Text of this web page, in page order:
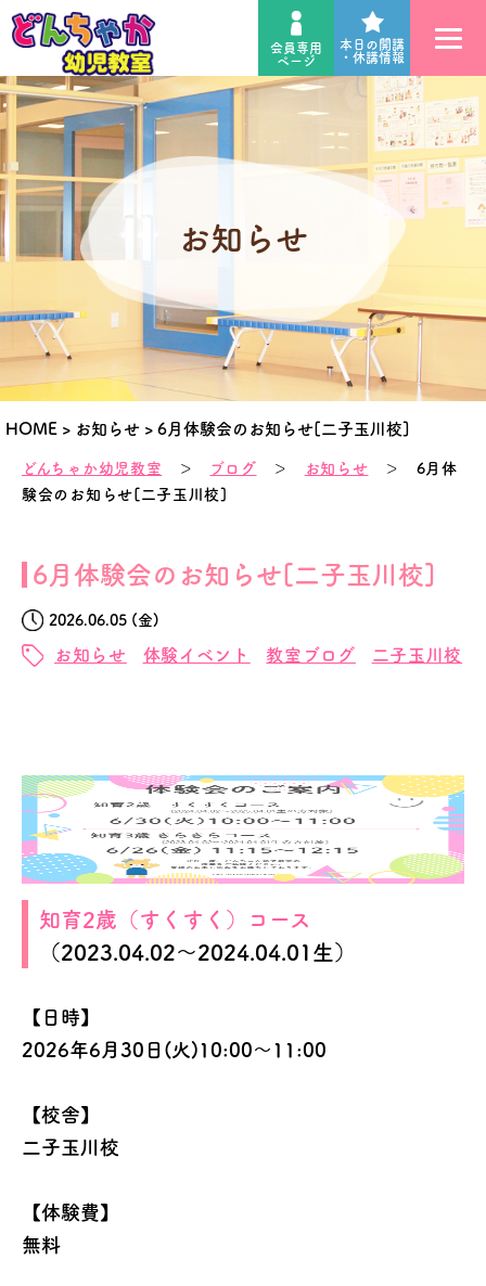
会員専用
ページ
本日の開講
・休講情報
HOME > お知らせ > 6月体験会のお知らせ[二子玉川校]
お知らせ
どんちゃか幼児教室 ＞ ブログ ＞ お知らせ ＞ 6月体
験会のお知らせ[二子玉川校]
6月体験会のお知らせ[二子玉川校]
2026.06.05 (金)
お知らせ 体験イベント 教室ブログ 二子玉川校
知育2歳（すくすく）コース
（2023.04.02～2024.04.01生）
【日時】
2026年6月30日(火)10:00～11:00
【校舎】
二子玉川校
【体験費】
無料